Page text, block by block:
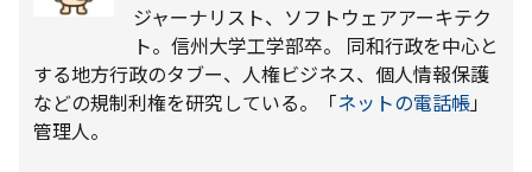
ジャーナリスト、ソフトウェアアーキテク
ト。信州大学工学部卒。 同和行政を中心と
する地方行政のタブー、人権ビジネス、個人情報保護
などの規制利権を研究している。「ネットの電話帳」
管理人。